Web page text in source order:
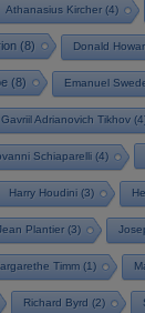
Athanasius Kircher (4)
(8) Donald
(8) Emanuel
Gavriil Adrianovich Tikhov
Schiaparelli(4)
Harry Houdini(3)
Plantier(3)
Timm(1)
Richard Byrd (2)